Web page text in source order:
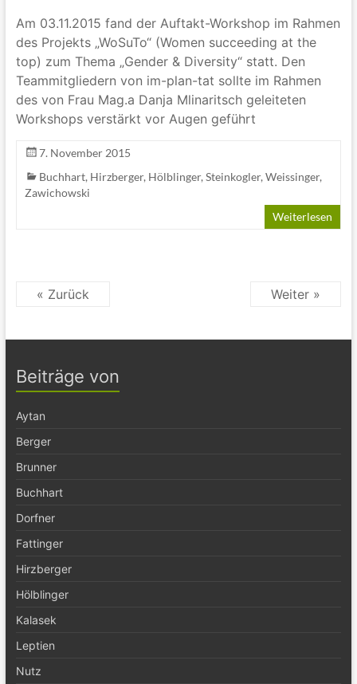
Am 03.11.2015 fand der Auftakt-Workshop im Rahmen
des Projekts „WoSuTo“ (Women succeeding at the
top) zum Thema „Gender & Diversity“ statt. Den
Teammitgliedern von im-plan-tat sollte im Rahmen
des von Frau Mag.a Danja Mlinaritsch geleiteten
Workshops verstärkt vor Augen geführt
7. November 2015
Buchhart, Hirzberger, Hölblinger, Steinkogler, Weissinger,
Zawichowski
Weiterlesen
« Zurück Weiter »
Beiträge von
Aytan
Berger
Brunner
Buchhart
Dorfner
Fattinger
Hirzberger
Hölblinger
Kalasek
Leptien
Nutz